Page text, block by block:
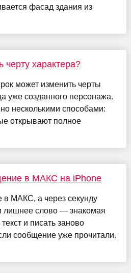
фасад здания из
черту характера?
может изменить черты
уже созданного персонажа.
несколькими способами:
открывают полное
в МАКС на iPhone
МАКС, а через секунду
лишнее слово — знакомая
и писать заново
сообщение уже прочитали.